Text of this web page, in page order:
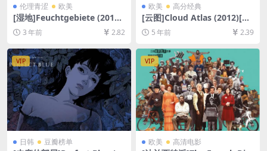
伦理青涩 欧美
[湿地]Feuchtgebiete (2013)
[百度网盘+夸克网盘1080P超
清未删减资源][网盘在线播放/
下载][MP4/6.4GB][中文字幕]
3 年前 2.82
欧美 高分经典
[云图]Cloud Atlas (2012)[百
度网盘+迅雷云盘资源1080P
超清未删减][MP4/9GB][中英
字幕]
5 年前 2.39
VIP
日韩 豆瓣榜单
VIP
欧美 高清电影